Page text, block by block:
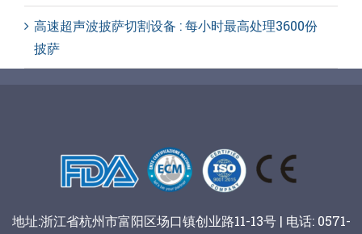
高速超声波披萨切割设备 : 每小时最高处理3600份
披萨
地址:浙江省杭州市富阳区场口镇创业路11-13号 | 电话: 0571-